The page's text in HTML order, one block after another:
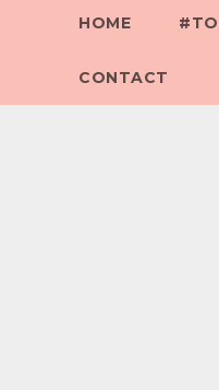
HOME
CONTACT